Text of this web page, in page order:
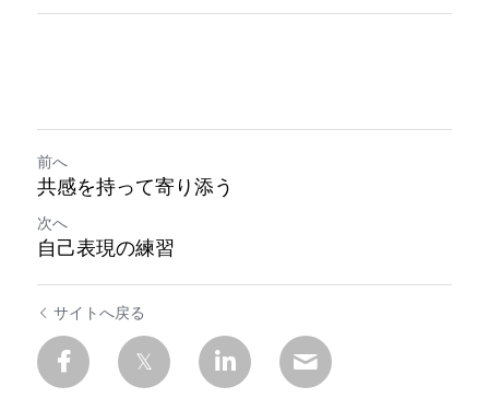
前へ
共感を持って寄り添う
次へ
自己表現の練習
サイトへ戻る